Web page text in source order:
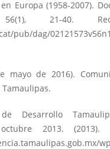
Europa (1958-2007).
56(1), 21-40.
pub/dag/
mayo de 2016).
Desarrollo
2013. (2013).